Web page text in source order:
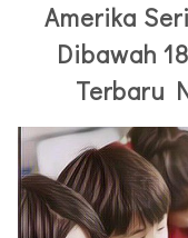
Amerika
Dibawah
Terbaru